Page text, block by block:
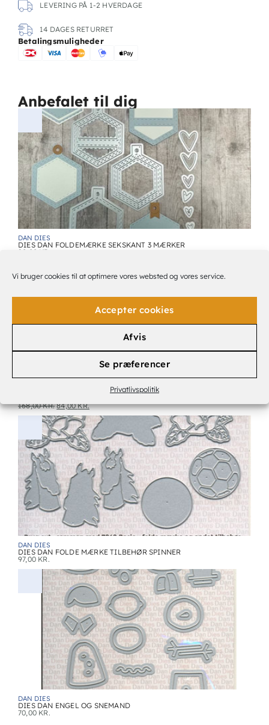
Vi bruger cookies til at optimere vores websted og vores service.
Accepter cookies
Afvis
Se præferencer
Privatlivspolitik
LEVERING PÅ 1-2 HVERDAGE
14 DAGES RETURRET
Betalingsmuligheder
Anbefalet til dig
DAN DIES
DIES DAN FOLDEMÆRKE SEKSKANT 3 MÆRKER
90,00 KR.
168,00KR. 84,00KR.
DAN DIES
DIES DAN FOLDE MÆRKE TILBEHØR SPINNER
97,00 KR.
DAN DIES
DIES DAN ENGEL OG SNEMAND
70,00 KR.